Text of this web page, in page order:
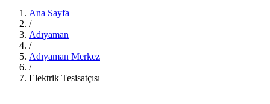
Ana Sayfa
/
Adıyaman
/
Adıyaman Merkez
/
Elektrik Tesisatçısı